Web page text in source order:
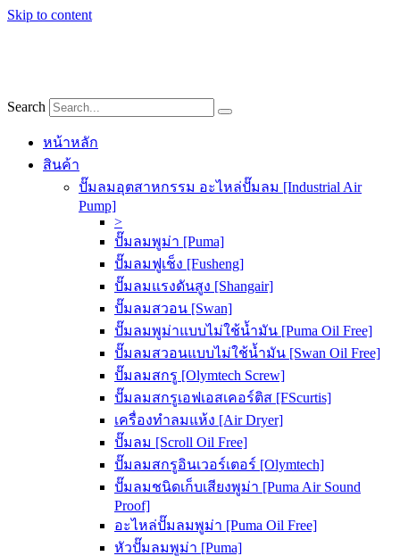
Skip to content
Search
หน้าหลัก
สินค้า
ปั๊มลมอุตสาหกรรม อะไหล่ปั๊มลม [Industrial Air
Pump]
>
ปั๊มลมพูม่า [Puma]
ปั๊มลมฟูเช็ง [Fusheng]
ปั๊มลมแรงดันสูง [Shangair]
ปั๊มลมสวอน [Swan]
ปั๊มลมพูม่าแบบไม่ใช้น้ำมัน [Puma Oil Free]
ปั๊มลมสวอนแบบไม่ใช้น้ำมัน [Swan Oil Free]
ปั๊มลมสกรู [Olymtech Screw]
ปั๊มลมสกรูเอฟเอสเคอร์ติส [FScurtis]
เครื่องทำลมแห้ง [Air Dryer]
ปั๊มลม [Scroll Oil Free]
ปั๊มลมสกรูอินเวอร์เตอร์ [Olymtech]
ปั๊มลมชนิดเก็บเสียงพูม่า [Puma Air Sound
Proof]
อะไหล่ปั๊มลมพูม่า [Puma Oil Free]
หัวปั๊มลมพูม่า [Puma]